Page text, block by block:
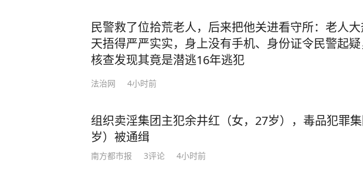
方面全速前进。” 面对美国芯片封锁，中国3年实现半导体设备国产化率从12%跃至3
5%；稀土加工产能占全球90%，一纸出口管制便让F-35战
路”合作、RCEP贸易圈扩容，更让中国在全球经济动荡中稳如磐石。
压：中国无人机成本只有美国的1%，珠海航展上展示的
让美军司令直呼“没法比”。 而我国如今之所以有这样的底气，就是因为有人才的支
首位。 当然，授人以鱼不如授人以渔。除了技术人才，还有一种更可贵的“文化战
士”。比如李柘远——用自己的方式，为国家未来培养更多的“芯片大
于一个特殊的家庭环境，自幼父母离异，成绩没人管也一
民警救了位拾荒老人，后来把他关进看守所：老人
天捂得严严实实，身上没有手机、身份证令民警起疑
核查发现其竟是潜逃16年逃犯
法治网 4小时前
组织卖淫集团主犯余井红（女，27岁），毒品犯罪
岁）被通缉
南方都市报 3评论 4小时前